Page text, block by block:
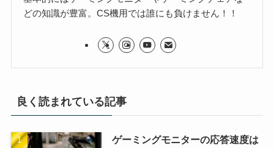
どの知識が豊富。CS機用では誰にも負けません！！
良く読まれている記事
ゲーミングモニターの応答速度は